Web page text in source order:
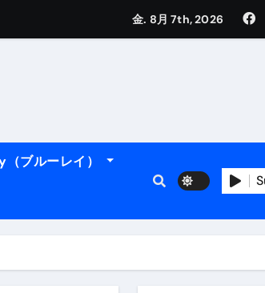
き戻されるデータです。
トラブル回避のリ
金. 8月 7th, 2026
ブルーレイ）